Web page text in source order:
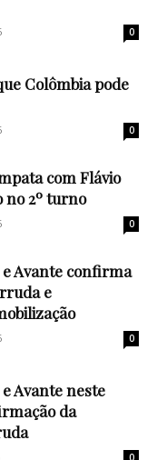
0
Colômbia pode
0
com Flávio
no 2º turno
0
e Avante confirma
e
0
Avante neste
da
0